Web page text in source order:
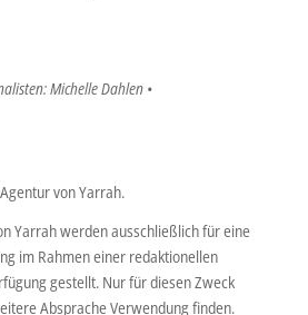
Michelle Dahlen •
Agentur von Yarrah.
Yarrah werden ausschließlich für eine
im Rahmen einer redaktionellen
gestellt. Nur für diesen Zweck
Absprache Verwendung finden.